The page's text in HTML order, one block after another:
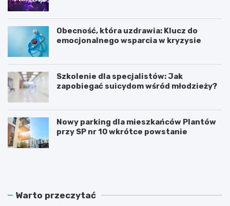
Obecność, która uzdrawia: Klucz do
emocjonalnego wsparcia w kryzysie
Szkolenie dla specjalistów: Jak
zapobiegać suicydom wśród młodzieży?
Nowy parking dla mieszkańców Plantów
przy SP nr 10 wkrótce powstanie
Z
ć
E
a Warto przeczytać